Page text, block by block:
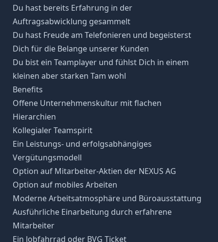
Du hast bereits Erfahrung in der
Auftragsabwicklung gesammelt
Du hast Freude am Telefonieren und begeisterst
Dich für die Belange unserer Kunden
Du bist ein Teamplayer und fühlst Dich in einem
kleinen aber starken Tam wohl
Benefits
Offene Unternehmenskultur mit flachen
Hierarchien
Kollegialer Teamspirit
Ein Leistungs- und erfolgsabhängiges
Vergütungsmodell
Option auf Mitarbeiter-Aktien der NEXUS AG
Option auf mobiles Arbeiten
Moderne Arbeitsatmosphäre und Büroausstattung
Ausführliche Einarbeitung durch erfahrene
Mitarbeiter
Ein Jobfahrrad oder BVG Ticket